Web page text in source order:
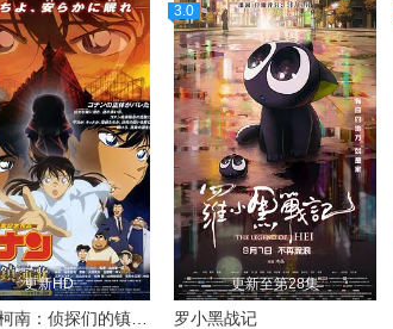
更新HD
3.0
更新至第28集
罗小黑战记